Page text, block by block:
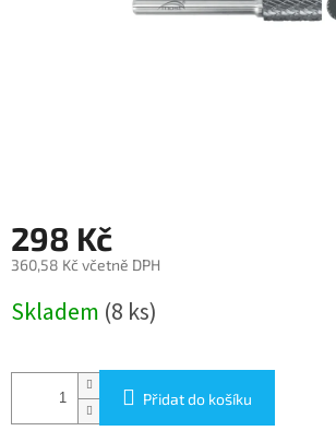
298 Kč
360,58 Kč včetně DPH
cena:
Skladem (8 ks)
Přidat do košíku